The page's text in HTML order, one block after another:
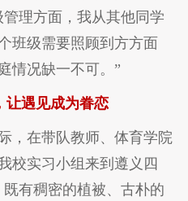
理方面，我从其他同学
班级需要照顾到方方面
情况缺一不可。”
让遇见成为眷恋
，在带队教师、体育学院
校实习小组来到遵义四
有稠密的植被、古朴的